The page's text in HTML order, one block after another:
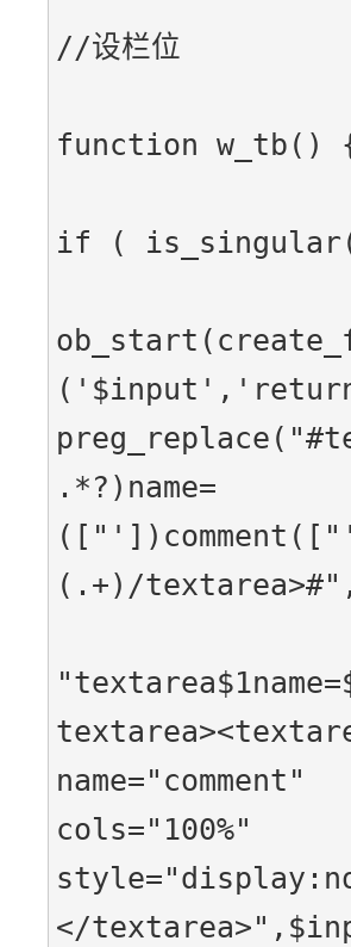
//设栏位
function w_tb()
if (
.*?)name=
(.+)/
name="comment"
cols="100%"
</